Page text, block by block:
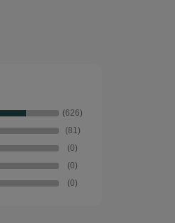
(626)
(81)
(0)
(0)
(0)